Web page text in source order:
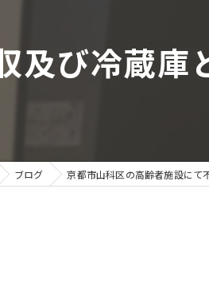
ゴミ屋敷
及び冷蔵庫
ブログ 京都市山科区の高齢者施設にて